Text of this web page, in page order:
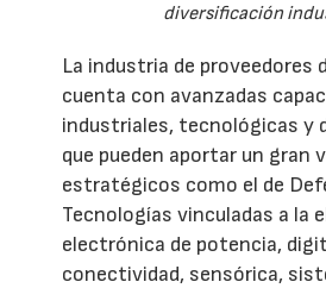
diversificación
La industria de proveedores
cuenta con avanzadas
industriales, tecnológicas y
que pueden aportar un gran
estratégicos como el de
Tecnologías vinculadas a la
electrónica de potencia,
conectividad, sensórica,